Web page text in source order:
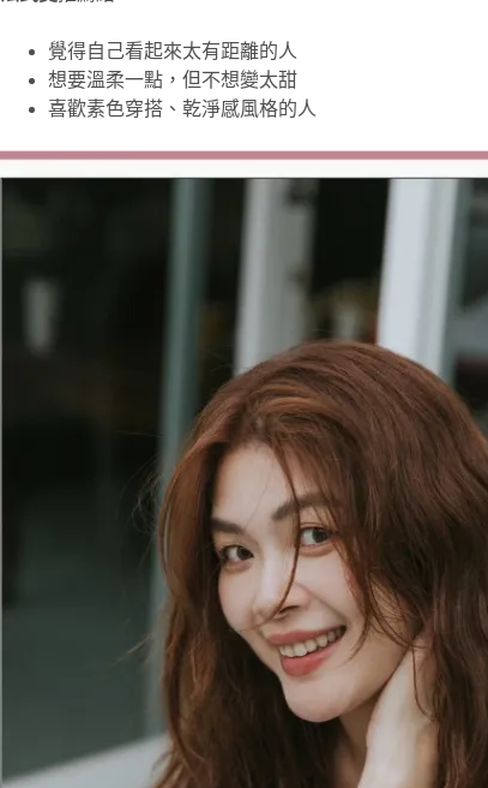
覺得自己看起來太有距離的人
想要溫柔一點，但不想變太甜
喜歡素色穿搭、乾淨感風格的人